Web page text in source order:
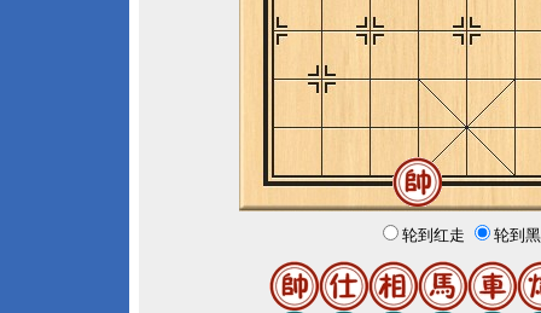
轮到红走 轮到